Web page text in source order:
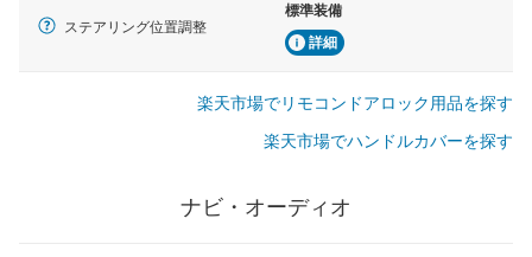
ステアリング位置調整
標準装備
詳細
楽天市場でリモコンドアロック用品を探す
楽天市場でハンドルカバーを探す
ナビ・オーディオ